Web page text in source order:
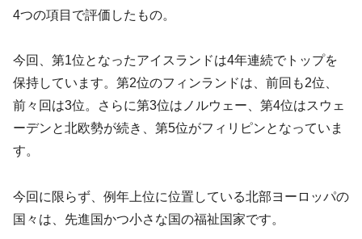
4つの項目で評価したもの。
今回、第1位となったアイスランドは4年連続でトップを
保持しています。第2位のフィンランドは、前回も2位、
前々回は3位。さらに第3位はノルウェー、第4位はスウェ
ーデンと北欧勢が続き、第5位がフィリピンとなっていま
す。
今回に限らず、例年上位に位置している北部ヨーロッパの
国々は、先進国かつ小さな国の福祉国家です。